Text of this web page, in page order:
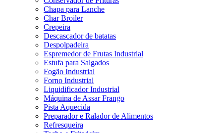
Chapa para Lanche
Char Broiler
Crepeira
Descascador de batatas
Despolpadeira
Espremedor de Frutas Industrial
Estufa para Salgados
Fogão Industrial
Forno Industrial
Liquidificador Industrial
Máquina de Assar Frango
Pista Aquecida
Preparador e Ralador de Alimentos
Refresqueira